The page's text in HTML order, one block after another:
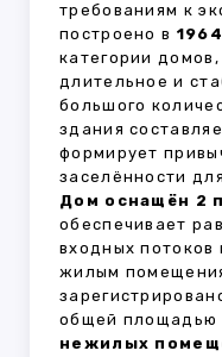
требованиям к
построено в
категории
длительное и
большого
здания
формирует
заселённости
Дом оснащён 2
обеспечивает
входных потоков
жилым
общей площадью
нежилых